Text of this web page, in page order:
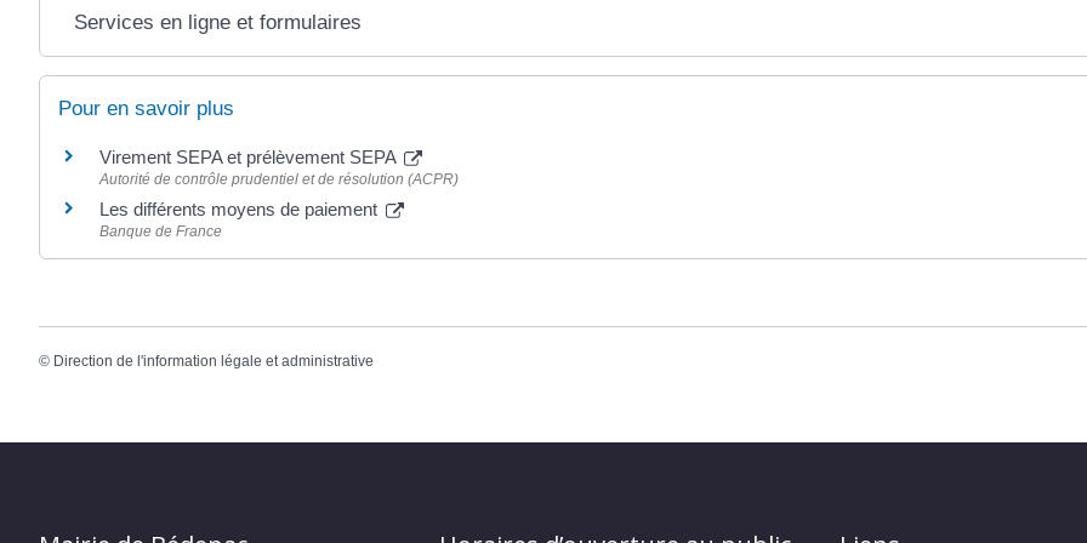
Services en ligne et formulaires
Pour en savoir plus
Virement SEPA et prélèvement SEPA
Autorité de contrôle prudentiel et de résolution (ACPR)
Les différents moyens de paiement
Banque de France
© Direction de l'information légale et administrative